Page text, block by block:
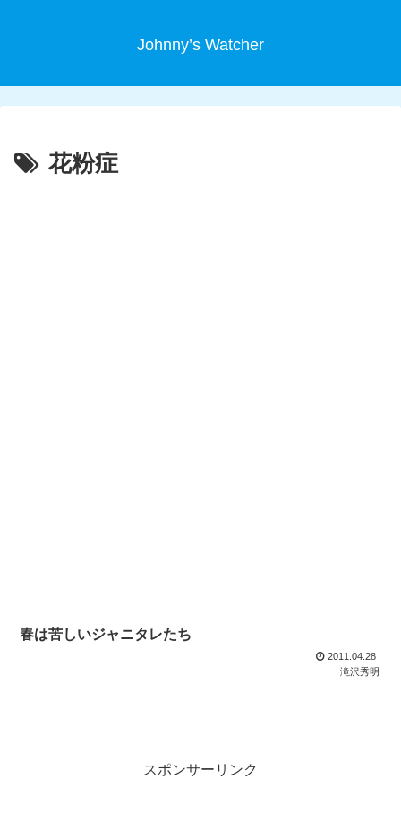
Johnny’s Watcher
花粉症
春は苦しいジャニタレたち
2011.04.28
滝沢秀明
スポンサーリンク